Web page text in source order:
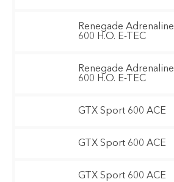
Renegade Adrenaline
600 H.O. E-TEC
Renegade Adrenaline
600 H.O. E-TEC
GTX Sport 600 ACE
GTX Sport 600 ACE
GTX Sport 600 ACE